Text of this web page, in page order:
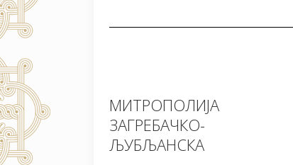
МИТРОПОЛИЈА
ЗАГРЕБАЧКО-
ЉУБЉАНСКА